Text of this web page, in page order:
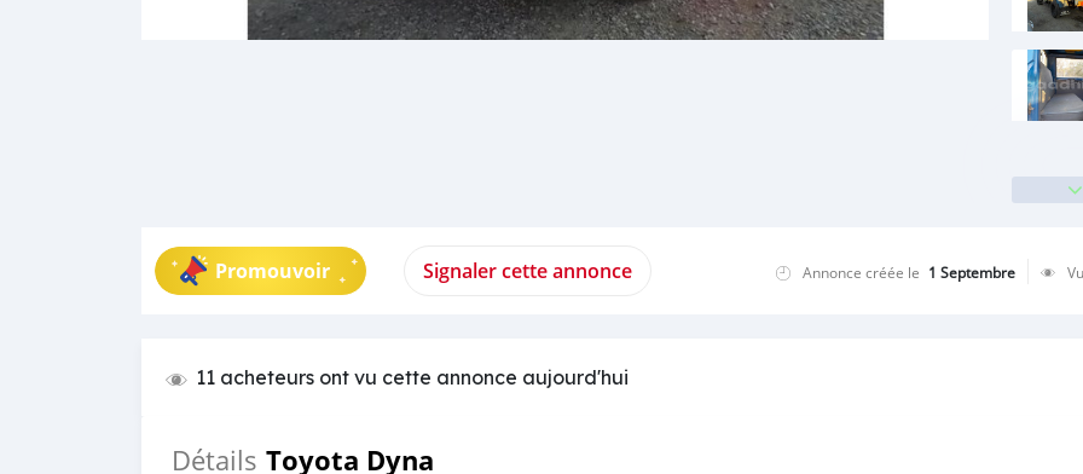
Promouvoir Signaler cette annonce Annonce créée le 1 Septembre Vu
11 acheteurs ont vu cette annonce aujourd'hui
Détails Toyota Dyna